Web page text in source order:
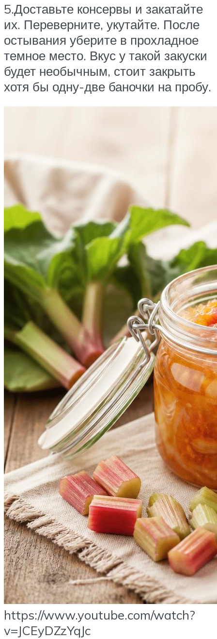
5.Доставьте консервы и закатайте
их. Переверните, укутайте. После
остывания уберите в прохладное
темное место. Вкус у такой закуски
будет необычным, стоит закрыть
хотя бы одну-две баночки на пробу.
https://www.youtube.com/watch?
v=JCEyDZzYqJc